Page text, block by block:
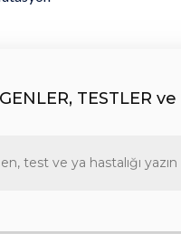
TESTLER